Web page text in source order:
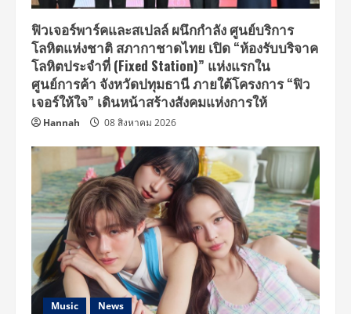
ฟิวเจอร์พาร์คและสเปลล์ ผนึกกำลัง ศูนย์บริการ
โลหิตแห่งชาติ สภากาชาดไทย เปิด “ห้องรับบริจาค
โลหิตประจำที่ (Fixed Station)” แห่งแรกใน
ศูนย์การค้า จังหวัดปทุมธานี ภายใต้โครงการ “ฟิว
เจอร์ให้ใจ” เดินหน้าสร้างสังคมแห่งการให้
Hannah 08 สิงหาคม 2026
Music News